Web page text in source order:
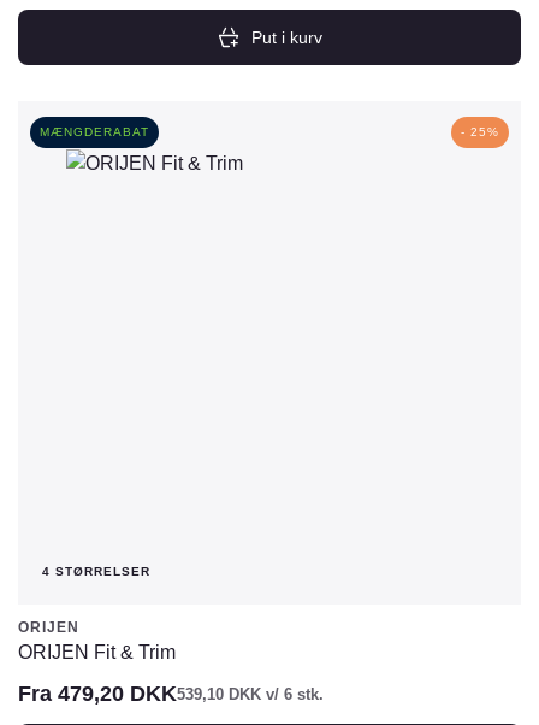
Put i kurv
4 STØRRELSER
- 25%
MÆNGDERABAT
ORIJEN
ORIJEN Fit & Trim
Fra 479,20 DKK539,10 DKK v/ 6 stk.